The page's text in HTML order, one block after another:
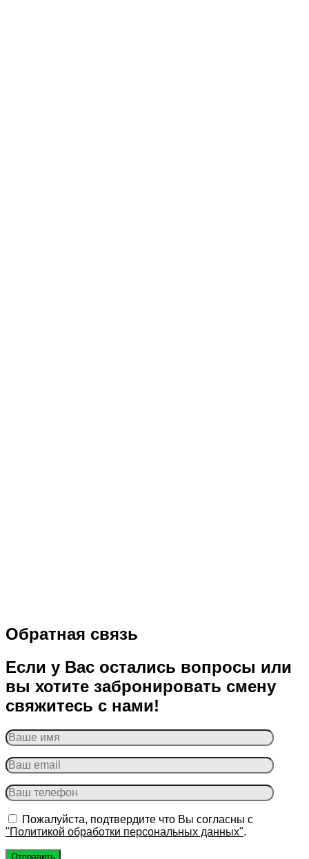
Обратная связь
Если у Вас остались вопросы или
вы хотите забронировать смену
свяжитесь с нами!
Пожалуйста, подтвердите что Вы согласны с
"Политикой обработки персональных данных".